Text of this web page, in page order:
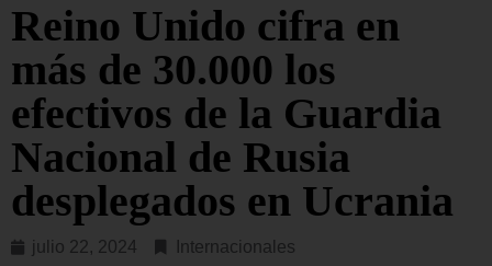
Reino Unido cifra en
más de 30.000 los
efectivos de la Guardia
Nacional de Rusia
desplegados en Ucrania
julio 22, 2024 Internacionales